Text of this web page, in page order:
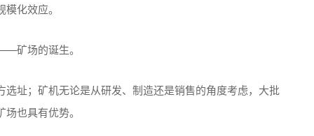
化效应。
矿场的诞生。
址；矿机无论是从研发、制造还是销售的角度考虑，大批
也具有优势。